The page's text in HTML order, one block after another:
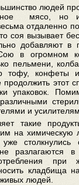
людей
мясо, но
отдаленно
соя вызывает
добавляют
в огромном
пельмени,
тофу, конфеты
продолжить этот
упаковок.
и
такие
на
разлагаются
при
кладбища
людей.